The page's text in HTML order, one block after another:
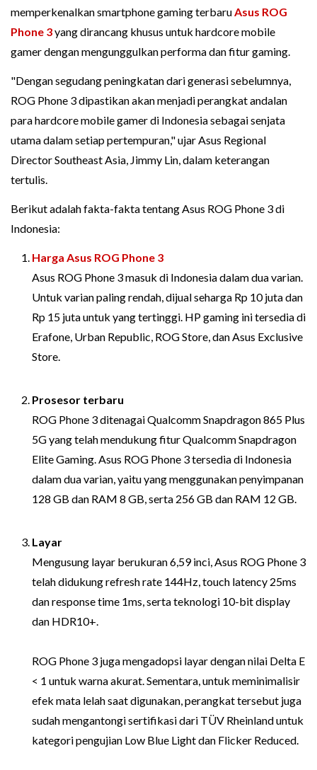
memperkenalkan smartphone gaming terbaruAsus ROG
Phone 3yang dirancang khusus untuk hardcore mobile
gamer dengan mengunggulkan performa dan fitur gaming.
"Dengan segudang peningkatan dari generasi sebelumnya,
ROG Phone 3 dipastikan akan menjadi perangkat andalan
para hardcore mobile gamer di Indonesia sebagai senjata
utama dalam setiap pertempuran," ujar Asus Regional
Director Southeast Asia, Jimmy Lin, dalam keterangan
tertulis.
Berikut adalah fakta-fakta tentang Asus ROG Phone 3 di
Indonesia:
Harga Asus ROG Phone 3
Asus ROG Phone 3 masuk di Indonesia dalam dua varian.
Untuk varian paling rendah, dijual seharga Rp 10 juta dan
Rp 15 juta untuk yang tertinggi. HP gaming ini tersedia di
Erafone, Urban Republic, ROG Store, dan Asus Exclusive
Store.
Prosesor terbaru
ROG Phone 3 ditenagai Qualcomm Snapdragon 865 Plus
5G yang telah mendukung fitur Qualcomm Snapdragon
Elite Gaming. Asus ROG Phone 3 tersedia di Indonesia
dalam dua varian, yaitu yang menggunakan penyimpanan
128 GB dan RAM 8 GB, serta 256 GB dan RAM 12 GB.
Layar
Mengusung layar berukuran 6,59 inci, Asus ROG Phone 3
telah didukung refresh rate 144Hz, touch latency 25ms
dan response time 1ms, serta teknologi 10-bit display
dan HDR10+.
ROG Phone 3 juga mengadopsi layar dengan nilai Delta E
< 1 untuk warna akurat. Sementara, untuk meminimalisir
efek mata lelah saat digunakan, perangkat tersebut juga
sudah mengantongi sertifikasi dari TÜV Rheinland untuk
kategori pengujian Low Blue Light dan Flicker Reduced.